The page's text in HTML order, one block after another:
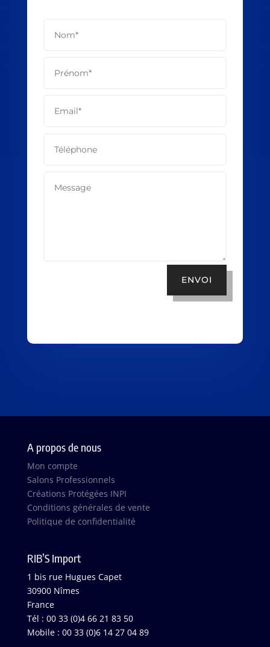
ENVOI
A propos de nous
Mon compte
Salons Professionnels
Créations Protégées INPI
Conditions générales de vente
Politique de confidentialité
RIB’S Import
1 bis rue Hugues Capet
30900 Nîmes
France
Tél : 00 33 (0)4 66 21 83 50
Mobile : 00 33 (0)6 14 27 04 89